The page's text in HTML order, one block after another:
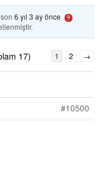
6 yıl 3 ay önce
17) 1 2 →
#10500